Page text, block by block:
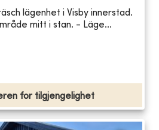
lägenhet i Visby innerstad.
mitt i stan. - Läge...
for tilgjengelighet